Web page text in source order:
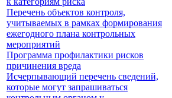
Перечень объектов контроля,
учитываемых в рамках формирования
ежегодного плана контрольных
мероприятий
Программа профилактики рисков
причинения вреда
Исчерпывающий перечень сведений,
которые могут запрашиваться